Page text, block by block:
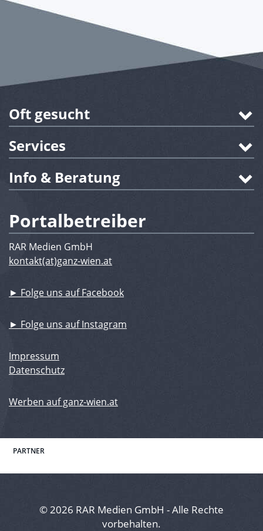
Oft gesucht
Services
Info & Beratung
Portalbetreiber
RAR Medien GmbH
kontakt(at)ganz-wien.at
► Folge uns auf Facebook
► Folge uns auf Instagram
Impressum
Datenschutz
Werben auf ganz-wien.at
PARTNER
© 2026 RAR Medien GmbH - Alle Rechte
vorbehalten.